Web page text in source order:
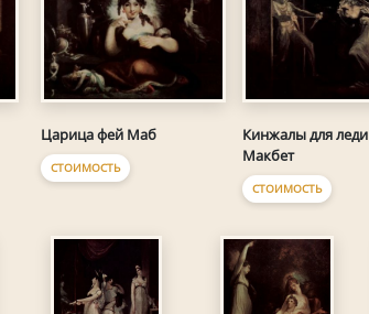
Царица фей Маб
СТОИМОСТЬ
Кинжалы для леди
Макбет
СТОИМОСТЬ